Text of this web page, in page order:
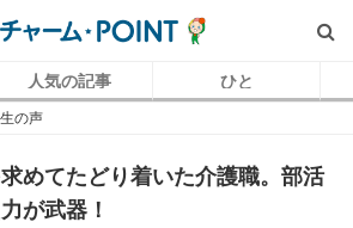
人気の記事 ひと
の声
めてたどり着いた介護職。部活
が武器！